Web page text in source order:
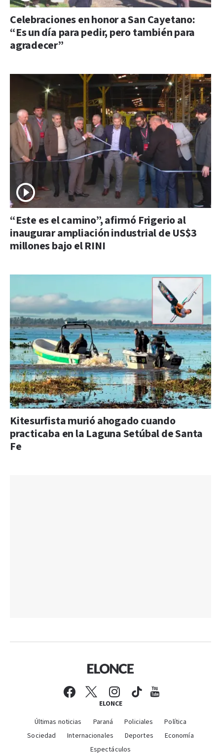
Celebraciones en honor a San Cayetano:
“Es un día para pedir, pero también para
agradecer”
“Este es el camino”, afirmó Frigerio al
inaugurar ampliación industrial de US$3
millones bajo el RINI
Kitesurfista murió ahogado cuando
practicaba en la Laguna Setúbal de Santa
Fe
ELONCE
Últimas noticias Paraná Policiales
Política
Sociedad
Internacionales Deportes
Economía
Espectáculos